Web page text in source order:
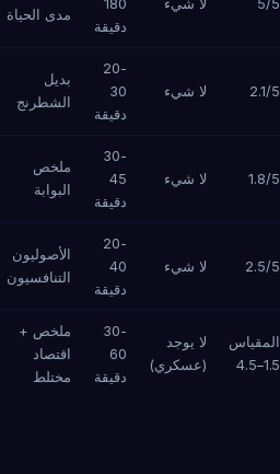
5/5 لا شيء
180
دقيقة
مدى الحياة
2.1/5 لا شيء
20-
30
دقيقة
بديل
الشطرنج
1.8/5 لا شيء
30-
45
دقيقة
ملخص
البوابة
2.5/5 لا شيء
20-
40
دقيقة
الأصوليون
التنافسيون
المقياس
1.5–4.5
لا يوجد
(عسكري)
30-
60
دقيقة
ملخص +
اقتصاد
مختلط